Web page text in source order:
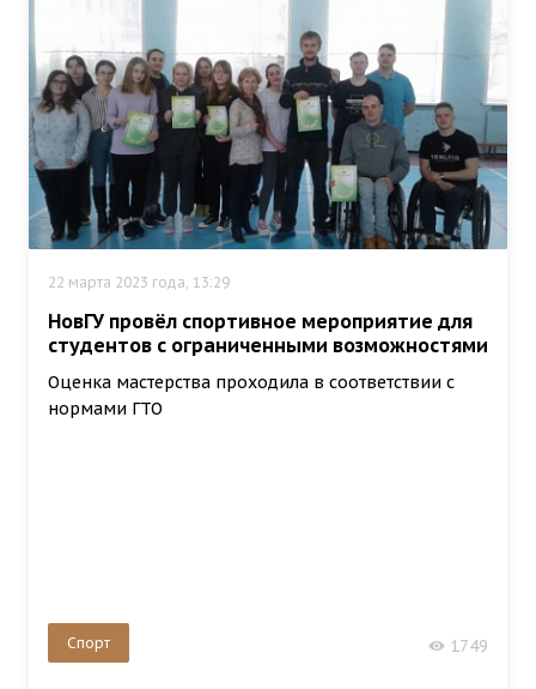
22 марта 2023 года, 13:29
НовГУ провёл спортивное мероприятие для
студентов с ограниченными возможностями
Оценка мастерства проходила в соответствии с
нормами ГТО
Спорт 1749